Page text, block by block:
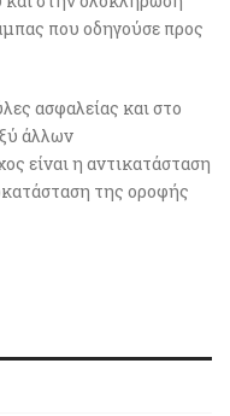
που οδηγούσε προς
ασφαλείας και στο
άλλων
είναι η αντικατάσταση
της οροφής